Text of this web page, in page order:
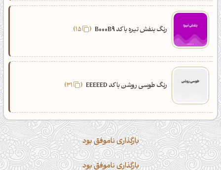
رنگ بنفش تیره با کد B000B9 15
رنگ طوسی روشن با کد EEEEED
بارگذاری ناموفق بود
بارگذاری ناموفق بود